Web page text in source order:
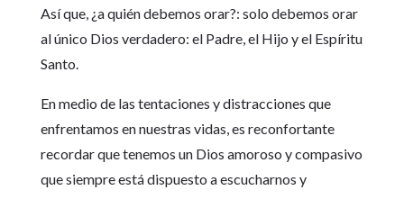
Así que, ¿a quién debemos orar?: solo debemos orar
al único Dios verdadero: el Padre, el Hijo y el Espíritu
Santo.
En medio de las tentaciones y distracciones que
enfrentamos en nuestras vidas, es reconfortante
recordar que tenemos un Dios amoroso y compasivo
que siempre está dispuesto a escucharnos y